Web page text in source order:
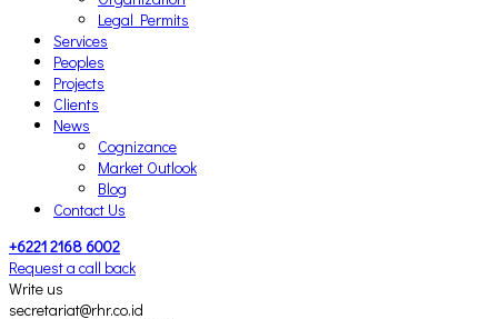
Legal Permits
Services
Peoples
Projects
Clients
News
Cognizance
Market Outlook
Blog
Contact Us
+6221 2168 6002
Request a call back
Write us
secretariat@rhr.co.id